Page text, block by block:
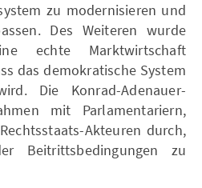
zu modernisieren und
Des Weiteren wurde
echte Marktwirtschaft
das demokratische System
Die Konrad-Adenauer-
mit Parlamentariern,
Akteuren durch,
Beitrittsbedingungen zu